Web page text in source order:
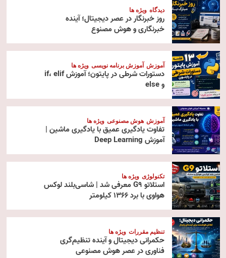
دیدگاه ویژه ها
روز خبرنگار در عصر دیجیتال؛ آینده
خبرنگاری و هوش مصنوع
آموزش آموزش برنامه نویسی ویژه ها
دستورات شرطی در پایتون؛ آموزش if، elif
و else
آموزش هوش مصنوعی ویژه ها
تفاوت یادگیری عمیق با یادگیری ماشین |
آموزش Deep Learning
تکنولوژی ویژه ها
استلاتو G9 معرفی شد | شاسی‌بلند لوکس
هواوی با برد ۱۳۶۶ کیلومتر
تنظیم مقررات ویژه ها
حکمرانی دیجیتال و آینده تنظیم‌گری
فناوری در عصر هوش مصنوعی